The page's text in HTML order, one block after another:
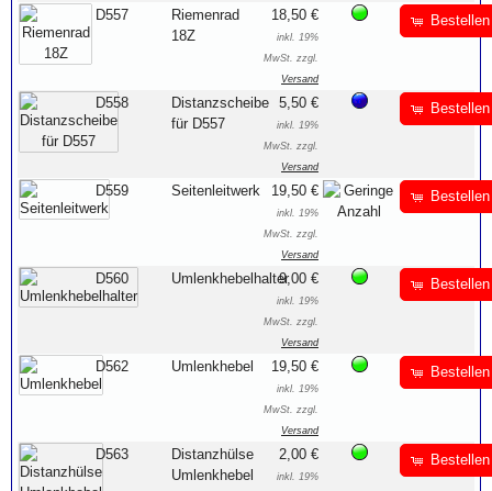
D557
Riemenrad
18Z
18,50 €
inkl. 19%
MwSt. zzgl.
Versand
Bestellen
D558
Distanzscheibe
für D557
5,50 €
inkl. 19%
MwSt. zzgl.
Versand
Bestellen
D559 Seitenleitwerk 19,50 €
inkl. 19%
MwSt. zzgl.
Versand
Bestellen
D560 Umlenkhebelhalter9,00 €
inkl. 19%
MwSt. zzgl.
Versand
Bestellen
D562 Umlenkhebel 19,50 €
inkl. 19%
MwSt. zzgl.
Versand
Bestellen
D563
Distanzhülse
Umlenkhebel
2,00 €
inkl. 19%
Bestellen